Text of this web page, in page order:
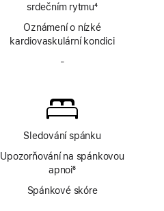
srdečním rytmu
Poznámka
4
Oznámení o nízké
kardiovaskulární kondici
-
kyslíkem
Sledování spánku
Upozorňování na spánkovou
apnoi
Poznámka
6
Spánkové skóre